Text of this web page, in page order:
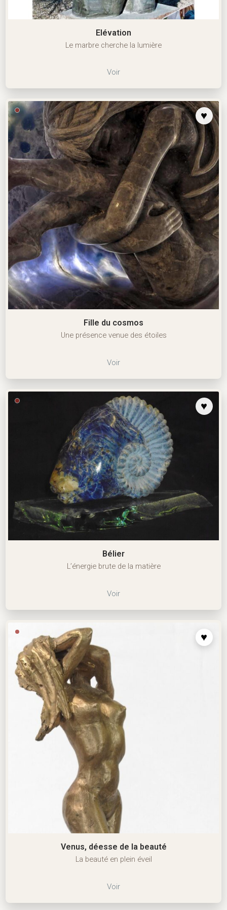
Elévation
Le marbre cherche la lumière
Voir
Fille du cosmos
Une présence venue des étoiles
Voir
Bélier
L’énergie brute de la matière
Voir
Venus, déesse de la beauté
La beauté en plein éveil
Voir